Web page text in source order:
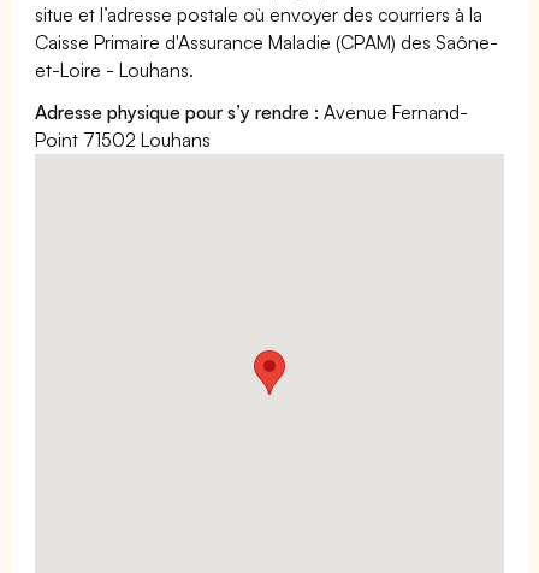
situe et l’adresse postale où envoyer des courriers à la
Caisse Primaire d'Assurance Maladie (CPAM) des Saône-
et-Loire - Louhans.
Adresse physique pour s’y rendre :Avenue Fernand-
Point 71502 Louhans